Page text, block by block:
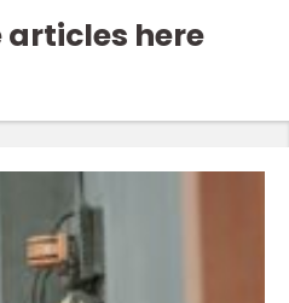
articles here